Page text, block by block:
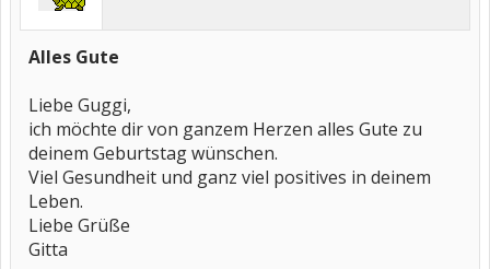
Alles Gute
Liebe Guggi,
ich möchte dir von ganzem Herzen alles Gute zu
deinem Geburtstag wünschen.
Viel Gesundheit und ganz viel positives in deinem
Leben.
Liebe Grüße
Gitta